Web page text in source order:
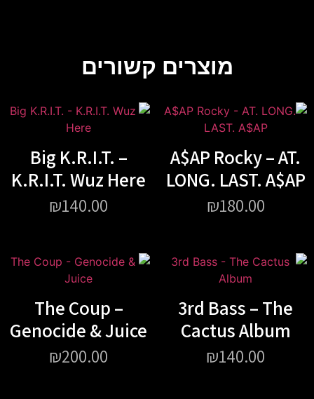
מוצרים קשורים
A$AP Rocky – AT.
LONG. LAST. A$AP
₪180.00
Big K.R.I.T. –
K.R.I.T. Wuz Here
₪140.00
3rd Bass – The
Cactus Album
₪140.00
The Coup –
Genocide & Juice
₪200.00